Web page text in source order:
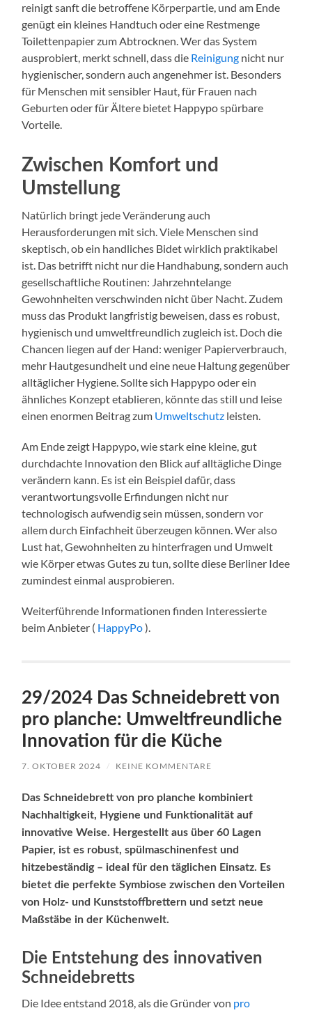
reinigt sanft die betroffene Körperpartie, und am Ende
genügt ein kleines Handtuch oder eine Restmenge
Toilettenpapier zum Abtrocknen. Wer das System
ausprobiert, merkt schnell, dass die Reinigung nicht nur
hygienischer, sondern auch angenehmer ist. Besonders
für Menschen mit sensibler Haut, für Frauen nach
Geburten oder für Ältere bietet Happypo spürbare
Vorteile.
Zwischen Komfort und
Umstellung
Natürlich bringt jede Veränderung auch
Herausforderungen mit sich. Viele Menschen sind
skeptisch, ob ein handliches Bidet wirklich praktikabel
ist. Das betrifft nicht nur die Handhabung, sondern auch
gesellschaftliche Routinen: Jahrzehntelange
Gewohnheiten verschwinden nicht über Nacht. Zudem
muss das Produkt langfristig beweisen, dass es robust,
hygienisch und umweltfreundlich zugleich ist. Doch die
Chancen liegen auf der Hand: weniger Papierverbrauch,
mehr Hautgesundheit und eine neue Haltung gegenüber
alltäglicher Hygiene. Sollte sich Happypo oder ein
ähnliches Konzept etablieren, könnte das still und leise
einen enormen Beitrag zum Umweltschutz leisten.
Am Ende zeigt Happypo, wie stark eine kleine, gut
durchdachte Innovation den Blick auf alltägliche Dinge
verändern kann. Es ist ein Beispiel dafür, dass
verantwortungsvolle Erfindungen nicht nur
technologisch aufwendig sein müssen, sondern vor
allem durch Einfachheit überzeugen können. Wer also
Lust hat, Gewohnheiten zu hinterfragen und Umwelt
wie Körper etwas Gutes zu tun, sollte diese Berliner Idee
zumindest einmal ausprobieren.
Weiterführende Informationen finden Interessierte
beim Anbieter ( HappyPo).
29/2024 Das Schneidebrett von
pro planche: Umweltfreundliche
Innovation für die Küche
7. OKTOBER 2024 / KEINE KOMMENTARE
Das Schneidebrett von pro planche kombiniert
Nachhaltigkeit, Hygiene und Funktionalität auf
innovative Weise. Hergestellt aus über 60 Lagen
Papier, ist es robust, spülmaschinenfest und
hitzebeständig – ideal für den täglichen Einsatz. Es
bietet die perfekte Symbiose zwischen den Vorteilen
von Holz- und Kunststoffbrettern und setzt neue
Maßstäbe in der Küchenwelt.
Die Entstehung des innovativen
Schneidebretts
Die Idee entstand 2018, als die Gründer von pro